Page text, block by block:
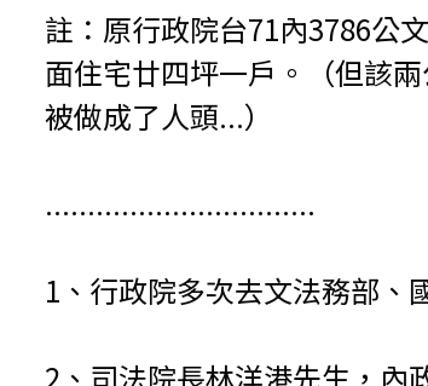
註：原行政院台71內3786公
面住宅廿四坪一戶。（但該
被做成了人頭...）
................................
1、行政院多次去文法務部、
2、司法院長林洋港先生，內